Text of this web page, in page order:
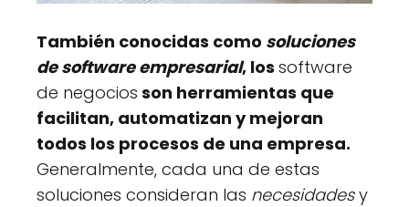
También conocidas como soluciones
de software empresarial, los software
de negocios son herramientas que
facilitan, automatizan y mejoran
todos los procesos de una empresa.
Generalmente, cada una de estas
soluciones consideran las necesidadesy